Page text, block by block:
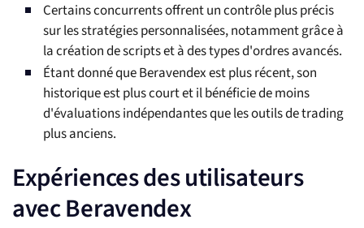
Certains concurrents offrent un contrôle plus précis
sur les stratégies personnalisées, notamment grâce à
la création de scripts et à des types d'ordres avancés.
Étant donné que Beravendex est plus récent, son
historique est plus court et il bénéficie de moins
d'évaluations indépendantes que les outils de trading
plus anciens.
Expériences des utilisateurs
avec Beravendex